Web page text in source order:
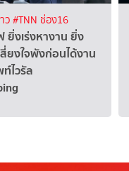
ว#TNN ช่อง16
ยิ่งเร่งหางาน ยิ่ง
ยงใจพังก่อนได้งาน
ไวรัล